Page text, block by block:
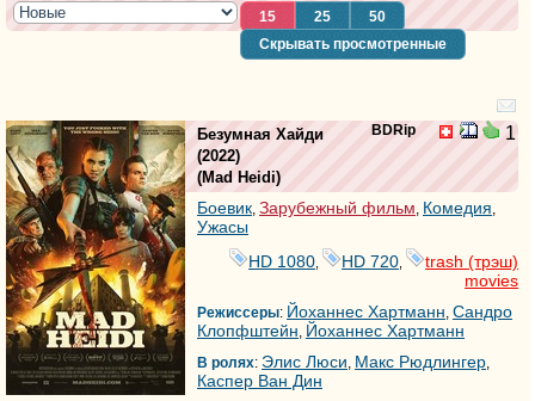
15 25
50
Скрывать просмотренные
BDRip 1
Безумная Хайди
(2022)
(Mad Heidi)
Боевик, Зарубежный фильм, Комедия,
Ужасы
HD 1080
HD 720
trash (трэш)
movies
Режиссеры: Йоханнес Хартманн, Сандро
Клопфштейн, Йоханнес Хартманн
В ролях: Элис Люси, Макс Рюдлингер,
Каспер Ван Дин